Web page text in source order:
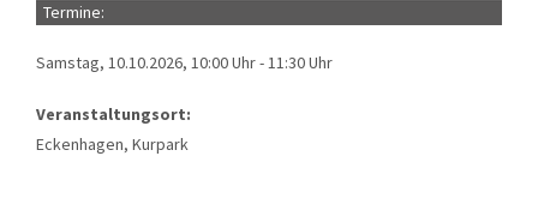
Termine:
Samstag, 10.10.2026, 10:00 Uhr - 11:30 Uhr
Veranstaltungsort:
Eckenhagen, Kurpark